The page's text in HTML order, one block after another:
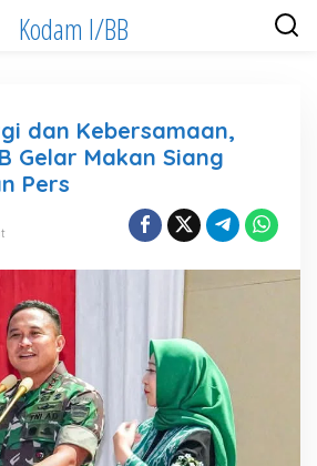
Kodam I/BB
dan Kebersamaan,
Gelar Makan Siang
Pers